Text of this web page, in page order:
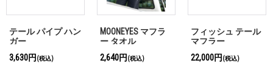
フィッシュ テール
22,000円
スミシーズ グラス
パック マフラー
27,500円
28-31 テール ラ
プ用 テールレン
3,300円(税込)